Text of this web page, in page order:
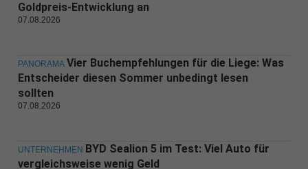
Goldpreis-Entwicklung an
07.08.2026
PANORAMA Vier Buchempfehlungen für die Liege: Was
Entscheider diesen Sommer unbedingt lesen
sollten
07.08.2026
UNTERNEHMEN BYD Sealion 5 im Test: Viel Auto für
vergleichsweise wenig Geld